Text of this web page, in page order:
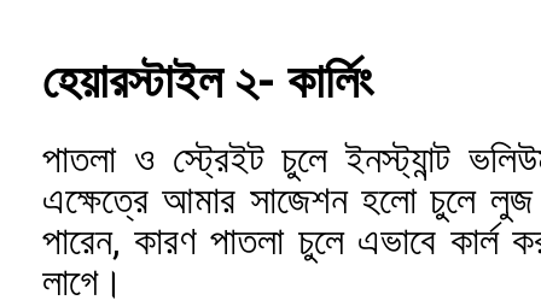
হেয়ারস্টাইল ২- কার্লিং
পাতলা ও স্ট্রেইট চুলে ইনস্ট্যান্ট
এক্ষেত্রে আমার সাজেশন হলো চুলে
পারেন, কারণ পাতলা চুলে এভাবে কার্ল
লাগে।